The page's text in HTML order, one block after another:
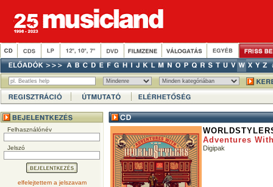
Felhasználónév
Jelszó
elfelejtettem a jelszavam
Adventures
Digipak